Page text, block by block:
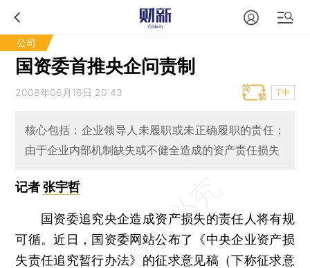
公司
国资委首推央企问责制
2008年06月16日 20:43 T中
核心包括：企业领导人未履职或未正确履职的责任；
由于企业内部机制缺失或不健全造成的资产责任损失
记者张宇哲
国资委追究央企造成资产损失的责任人将有规
可循。近日，国资委网站公布了《中央企业资产损
失责任追究暂行办法》的征求意见稿（下称征求意